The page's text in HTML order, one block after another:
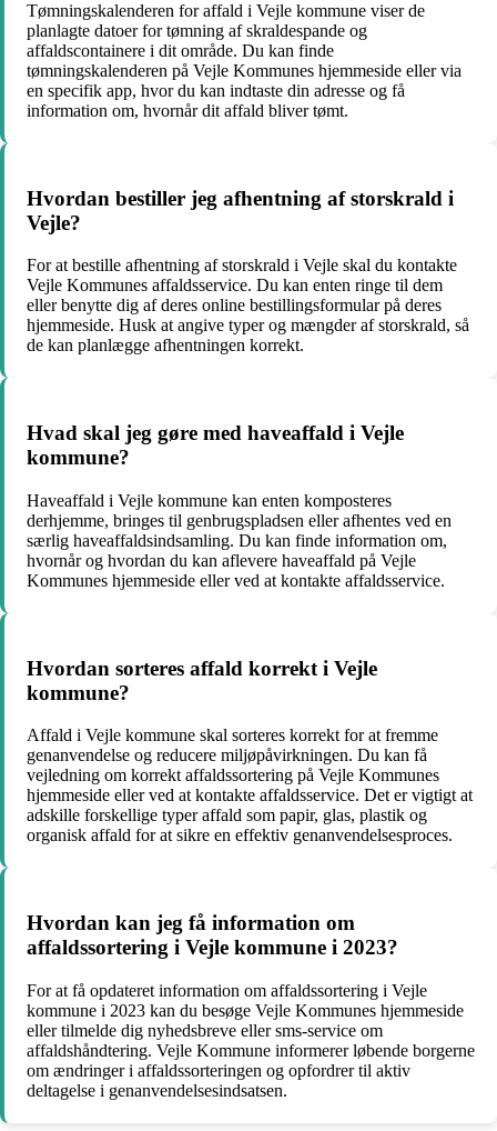
Tømningskalenderen for affald i Vejle kommune viser de
planlagte datoer for tømning af skraldespande og
affaldscontainere i dit område. Du kan finde
tømningskalenderen på Vejle Kommunes hjemmeside eller via
en specifik app, hvor du kan indtaste din adresse og få
information om, hvornår dit affald bliver tømt.
Hvordan bestiller jeg afhentning af storskrald i
Vejle?
For at bestille afhentning af storskrald i Vejle skal du kontakte
Vejle Kommunes affaldsservice. Du kan enten ringe til dem
eller benytte dig af deres online bestillingsformular på deres
hjemmeside. Husk at angive typer og mængder af storskrald, så
de kan planlægge afhentningen korrekt.
Hvad skal jeg gøre med haveaffald i Vejle
kommune?
Haveaffald i Vejle kommune kan enten komposteres
derhjemme, bringes til genbrugspladsen eller afhentes ved en
særlig haveaffaldsindsamling. Du kan finde information om,
hvornår og hvordan du kan aflevere haveaffald på Vejle
Kommunes hjemmeside eller ved at kontakte affaldsservice.
Hvordan sorteres affald korrekt i Vejle
kommune?
Affald i Vejle kommune skal sorteres korrekt for at fremme
genanvendelse og reducere miljøpåvirkningen. Du kan få
vejledning om korrekt affaldssortering på Vejle Kommunes
hjemmeside eller ved at kontakte affaldsservice. Det er vigtigt at
adskille forskellige typer affald som papir, glas, plastik og
organisk affald for at sikre en effektiv genanvendelsesproces.
Hvordan kan jeg få information om
affaldssortering i Vejle kommune i 2023?
For at få opdateret information om affaldssortering i Vejle
kommune i 2023 kan du besøge Vejle Kommunes hjemmeside
eller tilmelde dig nyhedsbreve eller sms-service om
affaldshåndtering. Vejle Kommune informerer løbende borgerne
om ændringer i affaldssorteringen og opfordrer til aktiv
deltagelse i genanvendelsesindsatsen.